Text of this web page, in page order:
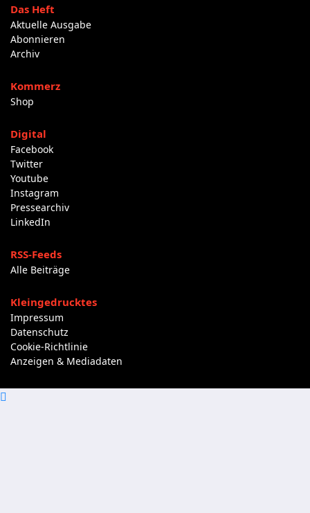
Das Heft
Aktuelle Ausgabe
Abonnieren
Archiv
Kommerz
Shop
Digital
Facebook
Twitter
Youtube
Instagram
Pressearchiv
LinkedIn
RSS-Feeds
Alle Beiträge
Kleingedrucktes
Impressum
Datenschutz
Cookie-Richtlinie
Anzeigen & Mediadaten